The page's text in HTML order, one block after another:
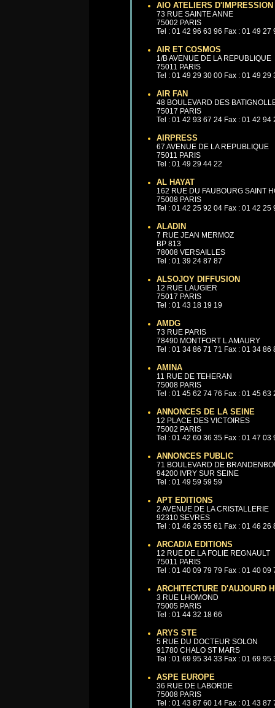
AIO ATELIERS
73 RUE SAINTE ANNE
75002 PARIS
Tel : 01 42 96 63 96 Fax : 01 49 27
AIR ET COSMOS
1/B AVENUE DE LA REPUBLIQUE
75011 PARIS
Tel : 01 49 29 30 00 Fax : 01 49 29
AIR FAN
48 BOULEVARD DES
75017 PARIS
Tel : 01 42 93 67 24 Fax : 01 42 94
AIRPRESS
67 AVENUE DE LA REPUBLIQUE
75011 PARIS
Tel : 01 49 29 44 22
AL HAYAT
162 RUE DU FAUBOURG SAINT
75008 PARIS
Tel : 01 42 25 92 04 Fax : 01 42 25
ALADIN
7 RUE JEAN MERMOZ
BP 813
78008 VERSAILLES
Tel : 01 39 24 87 87
ALSOJOY DIFFUSION
12 RUE LAUGIER
75017 PARIS
Tel : 01 43 18 19 19
AMDG
73 RUE PARIS
78490 MONTFORT L AMAURY
Tel : 01 34 86 71 71 Fax : 01 34 86
AMINA
11 RUE DE TEHERAN
75008 PARIS
Tel : 01 45 62 74 76 Fax : 01 45 63
ANNONCES DE LA SEINE
12 PLACE DES VICTOIRES
75002 PARIS
Tel : 01 42 60 36 35 Fax : 01 47 03
ANNONCES PUBLIC
71 BOULEVARD DE
94200 IVRY SUR SEINE
Tel : 01 49 59 59 59
APT EDITIONS
2 AVENUE DE LA CRISTALLERIE
92310 SEVRES
Tel : 01 46 26 55 61 Fax : 01 46 26
ARCADIA EDITIONS
12 RUE DE LA FOLIE REGNAULT
75011 PARIS
Tel : 01 40 09 79 79 Fax : 01 40 09
ARCHITECTURE D'AUJOURD
3 RUE LHOMOND
75005 PARIS
Tel : 01 44 32 18 66
ARYS STE
5 RUE DU DOCTEUR SOLON
91780 CHALO ST MARS
Tel : 01 69 95 34 33 Fax : 01 69 95
ASPE EUROPE
36 RUE DE LABORDE
75008 PARIS
Tel : 01 43 87 60 14 Fax : 01 43 87